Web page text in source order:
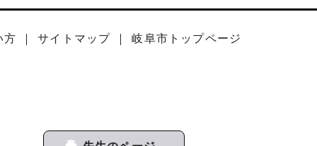
方 サイトマップ 岐阜市トップページ